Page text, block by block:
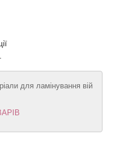
для ламінування вій